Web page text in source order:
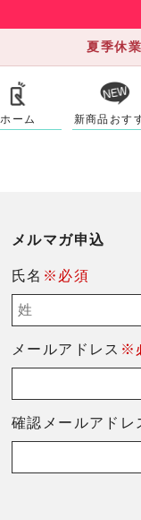
夏季休
ホーム 新商品おす
メルマガ申込
氏名 ※必須
メールアドレス ※
確認メールアドレ